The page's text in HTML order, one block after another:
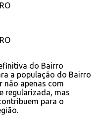
do Bairro
a população do Bairro
não apenas com
regularizada, mas
para o